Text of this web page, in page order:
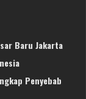
Baru Jakarta
Penyebab